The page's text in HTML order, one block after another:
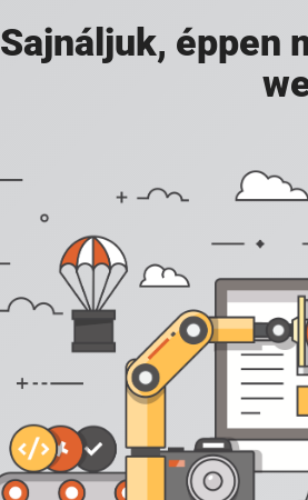
Sajnáljuk, éppen